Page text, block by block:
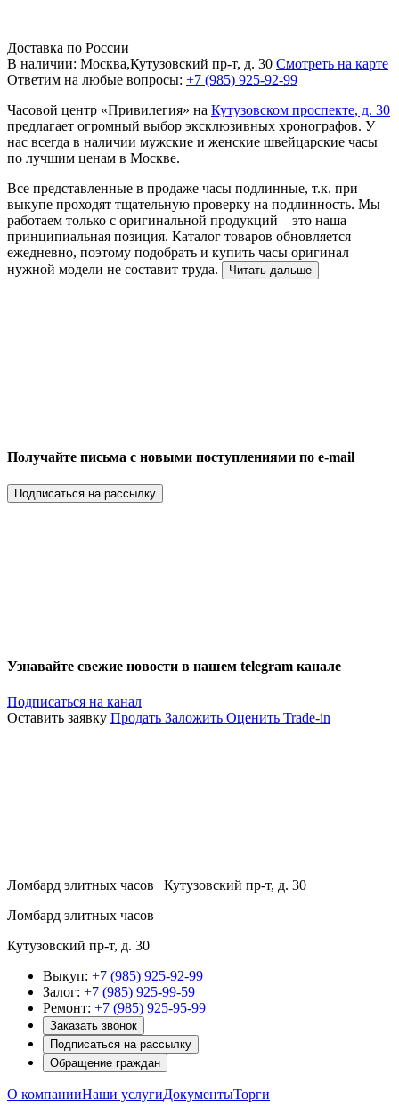
Доставка по России
В наличии: Москва,Кутузовский пр-т, д. 30 Смотреть на карте
Ответим на любые вопросы: +7 (985) 925-92-99
Часовой центр «Привилегия» на Кутузовском проспекте, д. 30
предлагает огромный выбор эксклюзивных хронографов. У
нас всегда в наличии мужские и женские швейцарские часы
по лучшим ценам в Москве.
Все представленные в продаже часы подлинные, т.к. при
выкупе проходят тщательную проверку на подлинность. Мы
работаем только с оригинальной продукций – это наша
принципиальная позиция. Каталог товаров обновляется
ежедневно, поэтому подобрать и купить часы оригинал
нужной модели не составит труда.
Читать дальше
Получайте письма с новыми поступлениями по e-mail
Подписаться на рассылку
Узнавайте свежие новости в нашем telegram канале
Подписаться на канал
Оставить заявку Продать Заложить Оценить Trade-in
Ломбард элитных часов | Кутузовский пр-т, д. 30
Ломбард элитных часов
Кутузовский пр-т, д. 30
Выкуп: +7 (985) 925-92-99
Залог: +7 (985) 925-99-59
Ремонт: +7 (985) 925-95-99
Заказать звонок
Подписаться на рассылку
Обращение граждан
О компанииНаши услугиДокументыТорги